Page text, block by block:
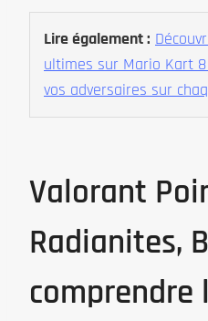
Lire également :
ultimes sur Mario Kart
vos adversaires sur
Valorant
Radianites,
comprendre